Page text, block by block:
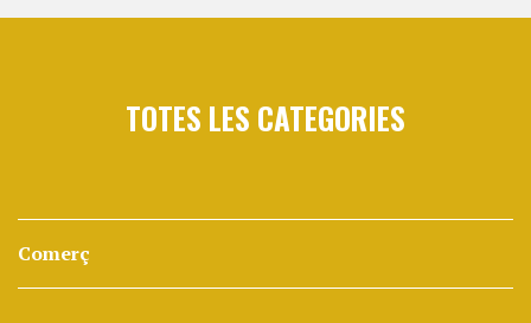
TOTES LES CATEGORIES
Comerç